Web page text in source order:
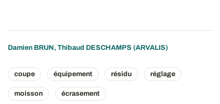
Damien BRUN, Thibaud DESCHAMPS (ARVALIS)
coupe équipement résidu réglage
moisson écrasement